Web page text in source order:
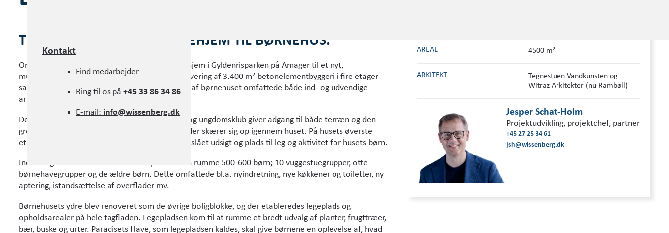
Find medarbejder
Ring til os på +45 33 86 34 86
Kontakt
Find medarbejder
Ring til os på +45 33 86 34 86
E-mail: info@wissenberg.dk
TRANSFORMATION AF PLEJEHJEM TIL BØRNEHUS.
Ombygningen af det gamle utidssvarende plejehjem i Gyldenrisparken på Amager til et nyt,
multifunktionelt børnehus omfattede totalrenovering af 3.400 m² betonelementbyggeri i fire etager
samt renovering af 1.100 m² tag. Renoveringen af børnehuset omfattede både ind- og udvendige
arbejder.
De tre etager med daginstitutioner, fritidshjem og ungdomsklub giver adgang til både terræn og den
grønne taghave via den store, centrale trappe, der skærer sig op igennem huset. På husets øverste
etage er der indrettet et grønt uderum med storslået udsigt og plads til leg og aktivitet for husets børn.
Indvendigt blev huset totalrenoveret, så det kan rumme 500-600 børn; 10 vuggestuegrupper, otte
børnehavegrupper og de ældre børn. Dette omfattede bl.a. nyindretning, nye køkkener og toiletter, ny
aptering, istandsættelse af overflader mv.
Børnehusets ydre blev renoveret som de øvrige boligblokke, og der etableredes legeplads og
opholdsarealer på hele tagfladen. Legepladsen kom til at rumme et bredt udvalg af planter, frugttræer,
bær, buske og urter. Paradisets Have, som legepladsen kaldes, skal give børnene en oplevelse af, hvad
AREAL 4500 m²
ARKITEKT
Tegnestuen Vandkunsten og
Witraz Arkitekter (nu Rambøll)
Jesper Schat-Holm
Projektudvikling, projektchef, partner
+45 27 25 34 61
jsh@wissenberg.dk